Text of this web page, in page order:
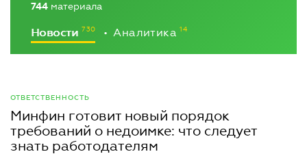
744 материала
Новости • Аналитика
ОТВЕТСТВЕННОСТЬ
Минфин готовит новый порядок
требований о недоимке: что следует
знать работодателям